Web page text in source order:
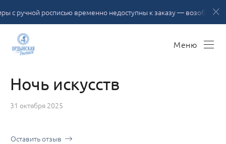
росписью временно недоступны к заказу — возобновление
Меню
Ночь искусств
31 октября 2025
Оставить отзыв